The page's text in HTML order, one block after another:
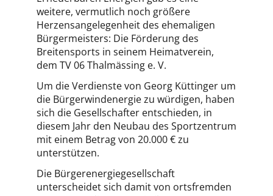
weitere, vermutlich noch größere
Herzensangelegenheit des ehemaligen
Bürgermeisters: Die Förderung des
Breitensports in seinem Heimatverein,
dem TV 06 Thalmässing e. V.
Um die Verdienste von Georg Küttinger um
die Bürgerwindenergie zu würdigen, haben
sich die Gesellschafter entschieden, in
diesem Jahr den Neubau des Sportzentrum
mit einem Betrag von 20.000 € zu
unterstützen.
Die Bürgerenergiegesellschaft
unterscheidet sich damit von ortsfremden